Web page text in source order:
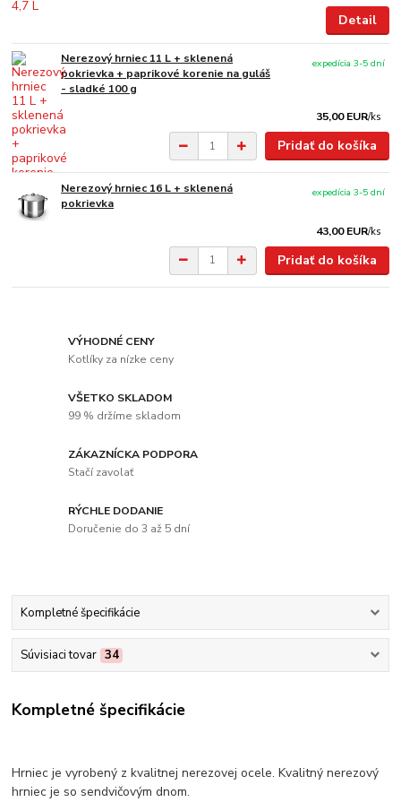
Detail
Nerezový hrniec 11 L + sklenená
pokrievka + paprikové korenie na guláš
- sladké 100 g
35,00 EUR/ks
expedícia 3-5 dní
Pridať do košíka
Nerezový hrniec 16 L + sklenená
pokrievka
43,00 EUR/ks
expedícia 3-5 dní
Pridať do košíka
VÝHODNÉ CENY
Kotlíky za nízke ceny
VŠETKO SKLADOM
99 % držíme skladom
ZÁKAZNÍCKA PODPORA
Stačí zavolať
RÝCHLE DODANIE
Doručenie do 3 až 5 dní
Kompletné špecifikácie
Súvisiaci tovar 34
Kompletné špecifikácie
Hrniec je vyrobený z kvalitnej nerezovej ocele. Kvalitný nerezový
hrniec je so sendvičovým dnom.